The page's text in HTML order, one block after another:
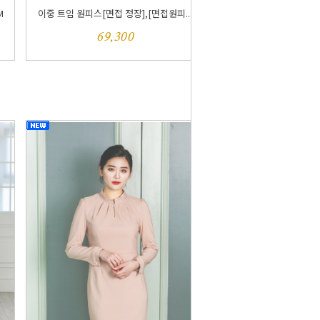
이중 트임 원피스[면접 정장],[면접원피...
69,300